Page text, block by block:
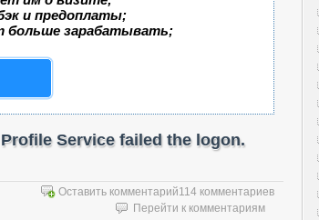
и предоплаты;
больше зарабатывать;
Service failed the logon.
Оставить комментарий114 комментариев
Перейти к комментариям